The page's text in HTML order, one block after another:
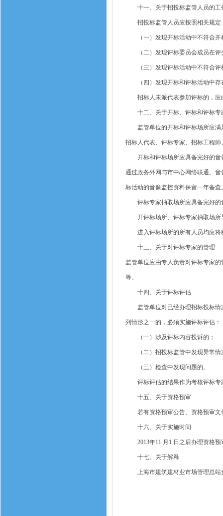
十一、关于招投标监管人员的工
招投标监管人员应按照相关规定
（一）发现开标活动中不符合开
（二）发现评标委员会成员在评
（三）发现评标活动中不符合评
（四）发现开标和评标活动中存
招标人未派代表参加评标的，应
十二、关于开标、评标和评标专
监管单位的开标和评标场所应满
招标人代表、评标专家、招标工程
开标和评标场所应具备完好的音
通过政务外网与市中心网络联通。
标活动的音像监控资料保留一年备查
评标专家抽取场所应具备完好的
开评标场所、评标专家抽取场所
进入评标场所的所有人员均应将
十三、关于对评标专家的管理
监管单位应由专人负责对评标专家
等。
十四、关于评标评估
监管单位对已经办理招标投标情
列情形之一的，必须实施评标评估：
（一）涉及评标内容投诉的；
（二）招投标监管中发现异常情
（三）检查中发现问题的。
评标评估的结果作为考核评标专
十五、关于资格预审
若有资格预审公告、资格预审文
十六、关于实施时间
2013年11 月1 日之后办理资格预
十七、关于解释
上海市建筑建材业市场管理总站